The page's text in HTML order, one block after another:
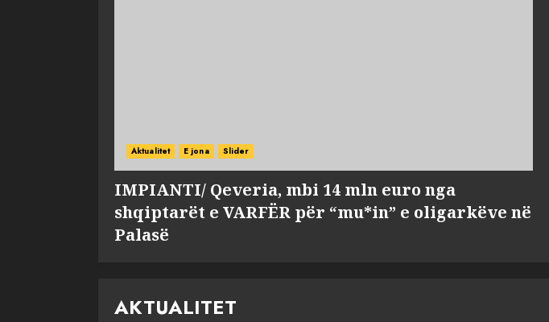
Aktualitet E jona Slider
IMPIANTI/ Qeveria, mbi 14 mln euro nga
shqiptarët e VARFËR për “mu*in” e oligarkëve në
Palasë
AKTUALITET